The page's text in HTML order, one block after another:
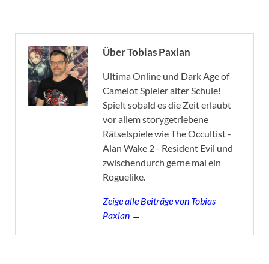
Über Tobias Paxian
Ultima Online und Dark Age of
Camelot Spieler alter Schule!
Spielt sobald es die Zeit erlaubt
vor allem storygetriebene
Rätselspiele wie The Occultist -
Alan Wake 2 - Resident Evil und
zwischendurch gerne mal ein
Roguelike.
Zeige alle Beiträge von Tobias
Paxian →